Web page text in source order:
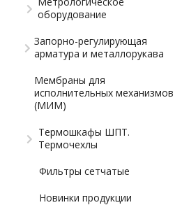
оборудование
Запорно-регулирующая
арматура и металлорукава
Мембраны для
исполнительных механизмов
(МИМ)
Термошкафы ШПТ.
Термочехлы
Фильтры сетчатые
Новинки продукции